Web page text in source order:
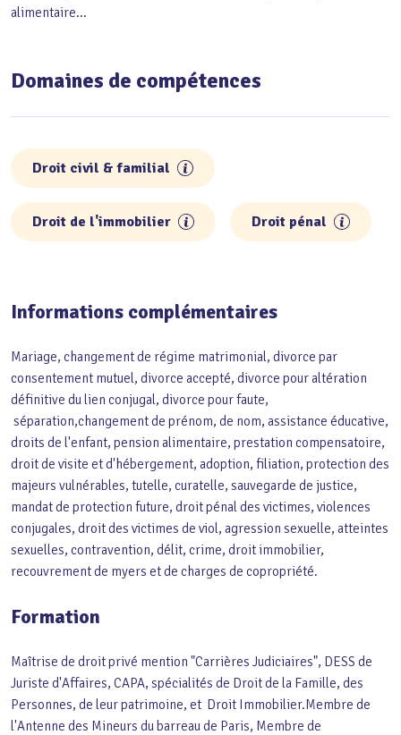
alimentaire...
Domaines de compétences
Droit civil & familial
Droit de l'immobilier Droit pénal
Informations complémentaires
Mariage, changement de régime matrimonial, divorce par
consentement mutuel, divorce accepté, divorce pour altération
définitive du lien conjugal, divorce pour faute,
séparation,changement de prénom, de nom, assistance éducative,
droits de l'enfant, pension alimentaire, prestation compensatoire,
droit de visite et d'hébergement, adoption, filiation, protection des
majeurs vulnérables, tutelle, curatelle, sauvegarde de justice,
mandat de protection future, droit pénal des victimes, violences
conjugales, droit des victimes de viol, agression sexuelle, atteintes
sexuelles, contravention, délit, crime, droit immobilier,
recouvrement de myers et de charges de copropriété.
Formation
Maîtrise de droit privé mention "Carrières Judiciaires", DESS de
Juriste d'Affaires, CAPA, spécialités de Droit de la Famille, des
Personnes, de leur patrimoine, et Droit Immobilier.Membre de
l'Antenne des Mineurs du barreau de Paris, Membre de